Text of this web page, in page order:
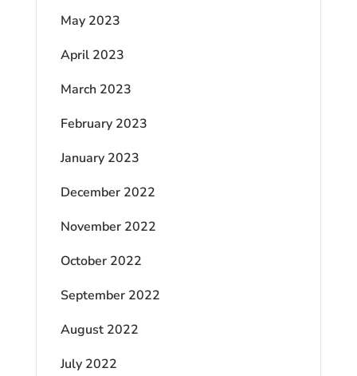
May 2023
April 2023
March 2023
February 2023
January 2023
December 2022
November 2022
October 2022
September 2022
August 2022
July 2022